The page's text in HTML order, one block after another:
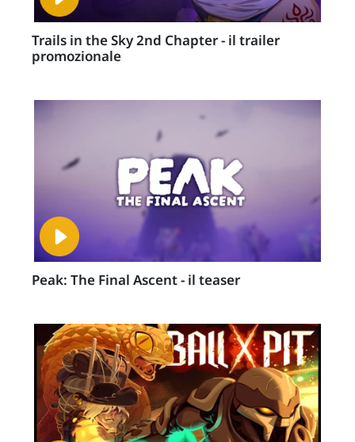
Trails in the Sky 2nd Chapter - il trailer
promozionale
Peak: The Final Ascent - il teaser